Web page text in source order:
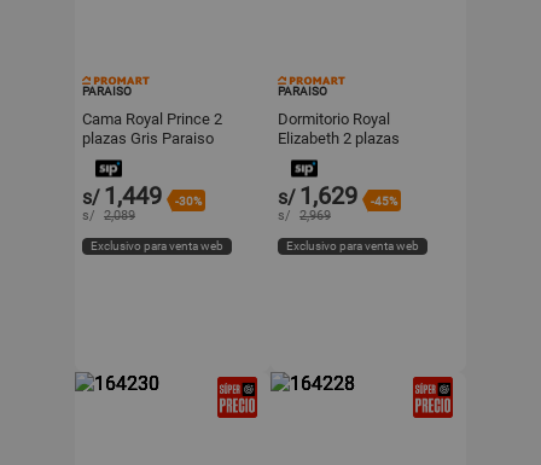
PARAISO
Cama Royal Prince 2
plazas Gris Paraiso
s/ 1,449 -30%
s/ 2,089
Exclusivo para venta web
PARAISO
Dormitorio Royal
Elizabeth 2 plazas
Champagne Paraiso
s/ 1,629 -45%
s/ 2,969
Exclusivo para venta web